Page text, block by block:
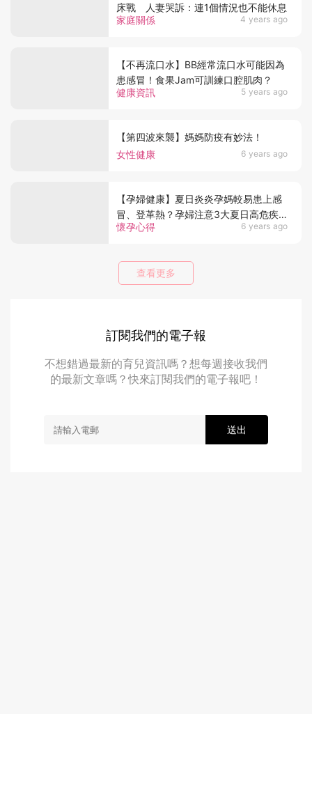
家庭關係 4 years ago
床戰 人妻哭訴：連1個情況也不能休息
健康資訊 5 years ago
【不再流口水】BB經常流口水可能因為
患感冒！食果Jam可訓練口腔肌肉？
女性健康 6 years ago
【第四波來襲】媽媽防疫有妙法！
懷孕心得 6 years ago
【孕婦健康】夏日炎炎孕媽較易患上感
冒、登革熱？孕婦注意3大夏日高危疾
病
查看更多
訂閱我們的電子報
不想錯過最新的育兒資訊嗎？想每週接收我們
的最新文章嗎？快來訂閱我們的電子報吧！
送出